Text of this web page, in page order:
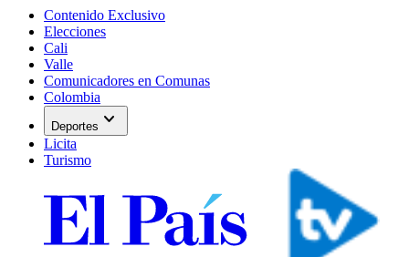
Contenido Exclusivo
Elecciones
Cali
Valle
Comunicadores en Comunas
Colombia
Deportes expand_more
Licita
Turismo